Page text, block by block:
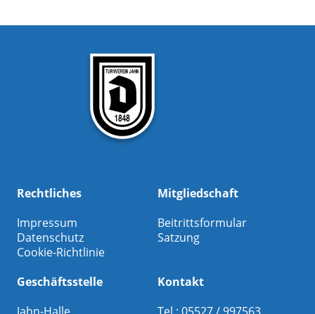
Rechtliches
Impressum
Datenschutz
Cookie-Richtlinie
Mitgliedschaft
Beitrittsformular
Satzung
Geschäftsstelle
Kontakt